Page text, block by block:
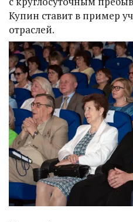
Купин ставит в пример
отраслей.